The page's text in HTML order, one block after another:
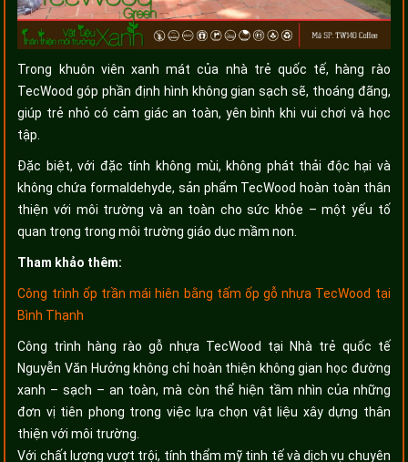
Trong khuôn viên xanh mát của nhà trẻ quốc tế, hàng rào
TecWood góp phần định hình không gian sạch sẽ, thoáng đãng,
giúp trẻ nhỏ có cảm giác an toàn, yên bình khi vui chơi và học
tập.
Đặc biệt, với đặc tính không mùi, không phát thải độc hại và
không chứa formaldehyde, sản phẩm TecWood hoàn toàn thân
thiện với môi trường và an toàn cho sức khỏe – một yếu tố
quan trọng trong môi trường giáo dục mầm non.
Tham khảo thêm:
Công trình ốp trần mái hiên bằng tấm ốp gỗ nhựa TecWood tại
Bình Thạnh
Công trình hàng rào gỗ nhựa TecWood tại Nhà trẻ quốc tế
Nguyễn Văn Hưởng không chỉ hoàn thiện không gian học đường
xanh – sạch – an toàn, mà còn thể hiện tầm nhìn của những
đơn vị tiên phong trong việc lựa chọn vật liệu xây dựng thân
thiện với môi trường.
Với chất lượng vượt trội, tính thẩm mỹ tinh tế và dịch vụ chuyên